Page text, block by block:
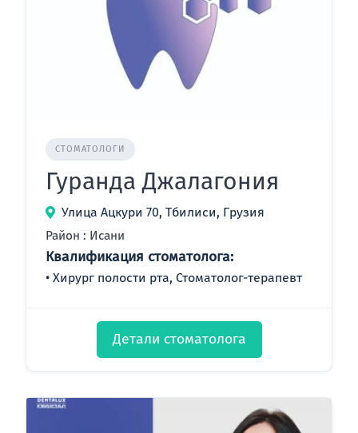
СТОМАТОЛОГИ
Гуранда Джалагония
Улица Ацкури 70, Тбилиси, Грузия
Район : Исани
Квалификация стоматолога:
Хирург полости рта, Стоматолог-терапевт
Детали стоматолога